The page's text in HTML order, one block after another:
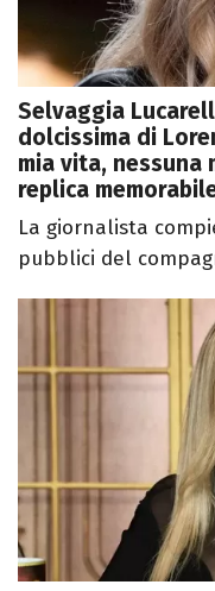
Selvaggia
dolcissima di
mia vita, nessuna
replica
La giornalista
pubblici del